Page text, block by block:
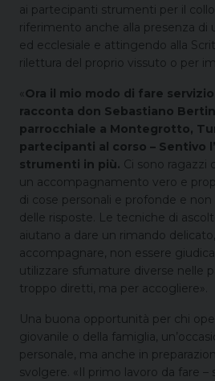
ai partecipanti strumenti per il
riferimento anche alla presenza di
ed ecclesiale e attingendo alla
rilettura del proprio vissuto o per
Ora il mio modo di fare
racconta don Sebastiano
parrocchiale a Montegrotto,
partecipanti al corso – Sentivo
strumenti in più. Ci sono ragazzi
un accompagnamento vero e
di cose personali e profonde e non
delle risposte. Le tecniche di
aiutano a dare un rimando
accompagnare, non essere
utilizzare sfumature diverse nelle
troppo diretti, ma per accogliere».
Una buona opportunità per chi
giovanile o della famiglia,
personale, ma anche in
svolgere. «Il primo lavoro da fare